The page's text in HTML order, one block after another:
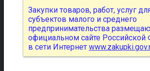
Закупки товаров, работ, услуг
субъектов малого и среднего
предпринимательства
официальном сайте Российской
в сети Интернет